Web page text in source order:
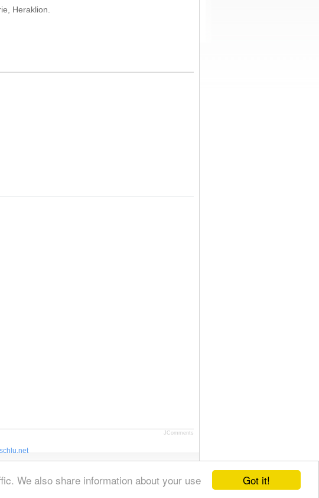
Got it!
We also share information about your use
Heraklion.
JComments
schlu.net